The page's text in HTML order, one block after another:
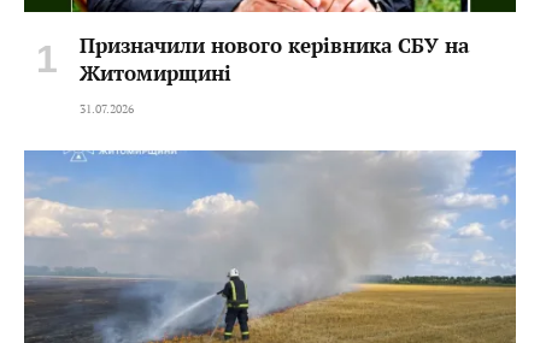
Призначили нового керівника СБУ на
Житомирщині
31.07.2026